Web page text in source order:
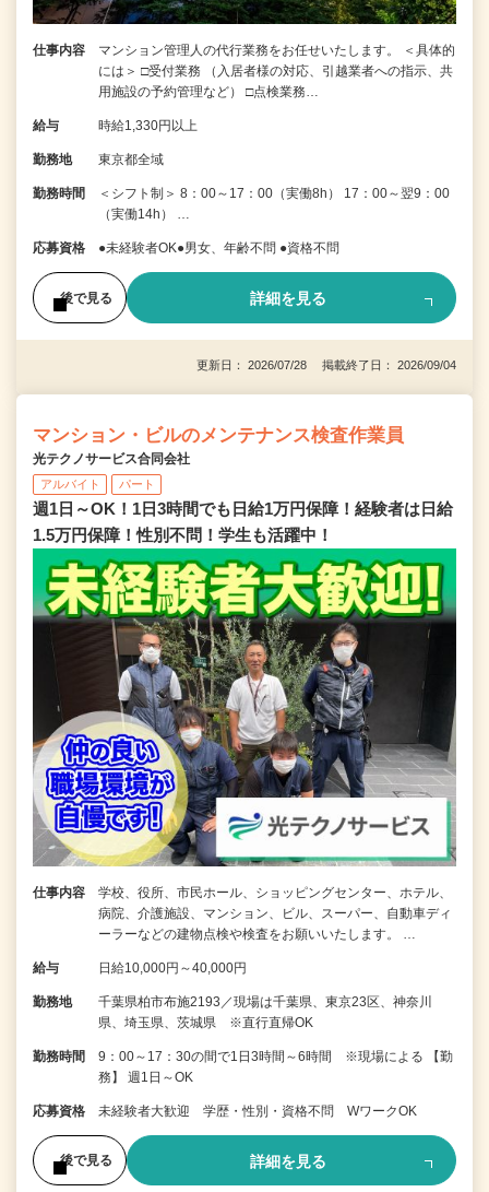
仕事内容
マンション管理人の代行業務をお任せいたします。 ＜具体的
には＞ □受付業務 （入居者様の対応、引越業者への指示、共
用施設の予約管理など） □点検業務…
給与 時給1,330円以上
勤務地 東京都全域
勤務時間
＜シフト制＞ 8：00～17：00（実働8h） 17：00～翌9：00
（実働14h） …
応募資格 ●未経験者OK●男女、年齢不問 ●資格不問
後で見る 詳細を見る
更新日： 2026/07/28 掲載終了日： 2026/09/04
マンション・ビルのメンテナンス検査作業員
光テクノサービス合同会社
アルバイト パート
週1日～OK！1日3時間でも日給1万円保障！経験者は日給
1.5万円保障！性別不問！学生も活躍中！
仕事内容
学校、役所、市民ホール、ショッピングセンター、ホテル、
病院、介護施設、マンション、ビル、スーパー、自動車ディ
ーラーなどの建物点検や検査をお願いいたします。 …
給与 日給10,000円～40,000円
勤務地
千葉県柏市布施2193／現場は千葉県、東京23区、神奈川
県、埼玉県、茨城県 ※直行直帰OK
勤務時間
9：00～17：30の間で1日3時間～6時間 ※現場による 【勤
務】 週1日～OK
応募資格 未経験者大歓迎 学歴・性別・資格不問 WワークOK
後で見る 詳細を見る